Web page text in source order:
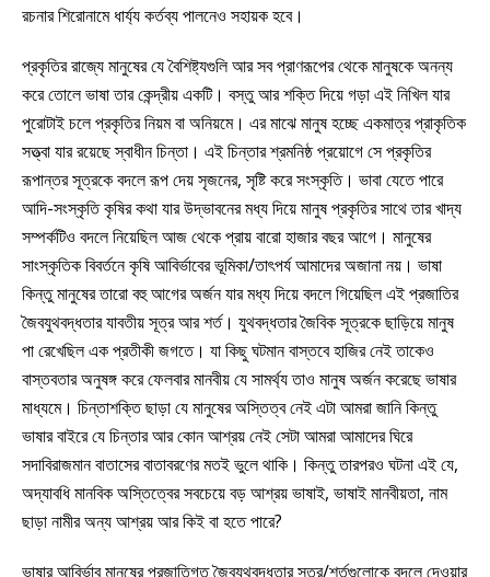
রচনার শিরোনামে ধার্য্য কর্তব্য পালনেও সহায়ক হবে।
প্রকৃতির রাজ্যে মানুষের যে বৈশিষ্ট্যগুলি আর সব প্রাণরূপের থেকে মানুষকে অনন্য
করে তোলে ভাষা তার কেন্দ্রীয় একটি। বস্তু আর শক্তি দিয়ে গড়া এই নিখিল যার
পুরোটাই চলে প্রকৃতির নিয়ম বা অনিয়মে। এর মাঝে মানুষ হচ্ছে একমাত্র প্রাকৃতিক
সত্ত্বা যার রয়েছে স্বাধীন চিন্তা। এই চিন্তার শ্রমনিষ্ঠ প্রয়োগে সে প্রকৃতির
রূপান্তর সূত্রকে বদলে রূপ দেয় সৃজনের, সৃষ্টি করে সংস্কৃতি। ভাবা যেতে পারে
আদি-সংস্কৃতি কৃষির কথা যার উদ্ভাবনের মধ্য দিয়ে মানুষ প্রকৃতির সাথে তার খাদ্য
সম্পর্কটিও বদলে নিয়েছিল আজ থেকে প্রায় বারো হাজার বছর আগে। মানুষের
সাংস্কৃতিক বিবর্তনে কৃষি আবির্ভাবের ভূমিকা/তাৎপর্য আমাদের অজানা নয়। ভাষা
কিন্তু মানুষের তারো বহু আগের অর্জন যার মধ্য দিয়ে বদলে গিয়েছিল এই প্রজাতির
জৈবযুথবদ্ধতার যাবতীয় সূত্র আর শর্ত। যুথবদ্ধতার জৈবিক সূত্রকে ছাড়িয়ে মানুষ
পা রেখেছিল এক প্রতীকী জগতে। যা কিছু ঘটমান বাস্তবে হাজির নেই তাকেও
বাস্তবতার অনুষঙ্গ করে ফেলবার মানবীয় যে সামর্থ্য তাও মানুষ অর্জন করেছে ভাষার
মাধ্যমে। চিন্তাশক্তি ছাড়া যে মানুষের অস্তিত্ব নেই এটা আমরা জানি কিন্তু
ভাষার বাইরে যে চিন্তার আর কোন আশ্রয় নেই সেটা আমরা আমাদের ঘিরে
সদাবিরাজমান বাতাসের বাতাবরণের মতই ভুলে থাকি। কিন্তু তারপরও ঘটনা এই যে,
অদ্যাবধি মানবিক অস্তিত্বের সবচেয়ে বড় আশ্রয় ভাষাই, ভাষাই মানবীয়তা, নাম
ছাড়া নামীর অন্য আশ্রয় আর কিই বা হতে পারে?
ভাষার আবির্ভাব মানুষের প্রজাতিগত জৈবযুথবদ্ধতার সূত্র/শর্তগুলোকে বদলে দেওয়ার